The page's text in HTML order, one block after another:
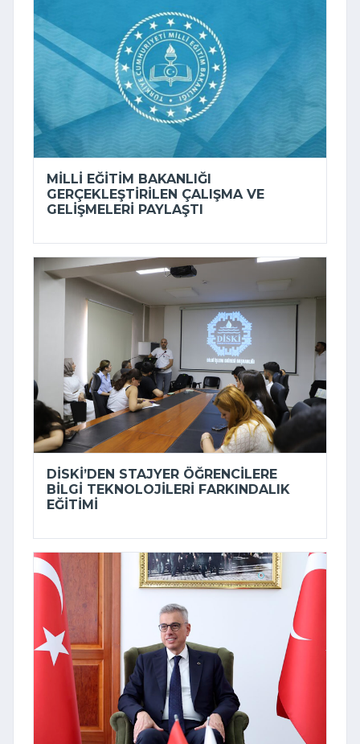
MILLI EĞITIM BAKANLIĞI
GERÇEKLEŞTIRILEN ÇALIŞMA VE
GELIŞMELERI PAYLAŞTI
DİSKİ’DEN STAJYER ÖĞRENCILERE
BILGI TEKNOLOJILERI FARKINDALIK
EĞITIMI